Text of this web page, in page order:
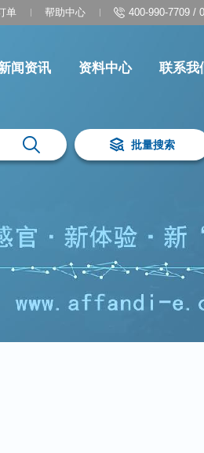
单 帮助中心 400-990-7709 /
闻资讯 资料中心 联系我
批量搜索